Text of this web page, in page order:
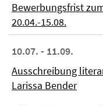
Bewerbungsfrist
20.04.-15.08.
10.07. - 11.09.
Ausschreibung
Larissa Bender